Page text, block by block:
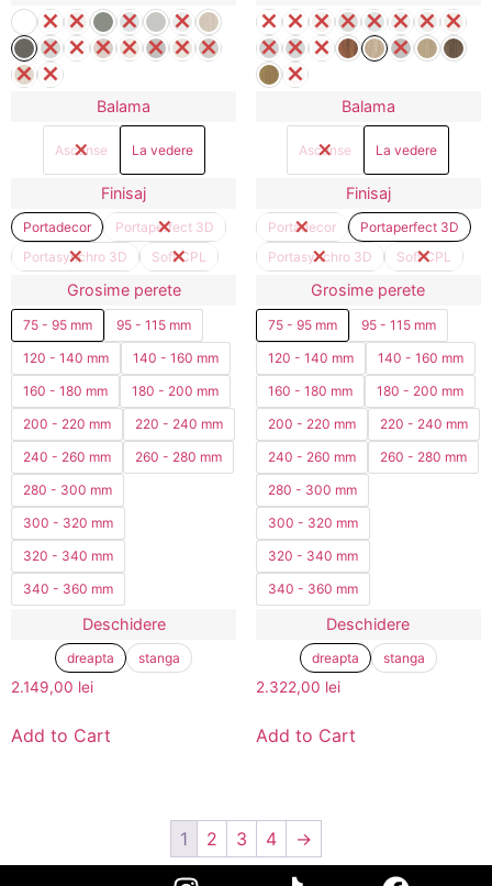
Balama
Ascunse La vedere
Finisaj
Portadecor
Portaperfect 3D
Portasynchro 3D
Soft CPL
Grosime perete
75 - 95 mm
95 - 115 mm
120 - 140 mm
140 - 160 mm
160 - 180 mm
180 - 200 mm
200 - 220 mm
220 - 240 mm
240 - 260 mm
260 - 280 mm
280 - 300 mm
300 - 320 mm
320 - 340 mm
340 - 360 mm
Deschidere
dreapta stanga
2.149,00 lei
Add to Cart
Balama
Ascunse La vedere
Finisaj
Portadecor
Portaperfect 3D
Portasynchro 3D
Soft CPL
Grosime perete
75 - 95 mm
95 - 115 mm
120 - 140 mm
140 - 160 mm
160 - 180 mm
180 - 200 mm
200 - 220 mm
220 - 240 mm
240 - 260 mm
260 - 280 mm
280 - 300 mm
300 - 320 mm
320 - 340 mm
340 - 360 mm
Deschidere
dreapta stanga
2.322,00 lei
Add to Cart
1 2 3 4 →